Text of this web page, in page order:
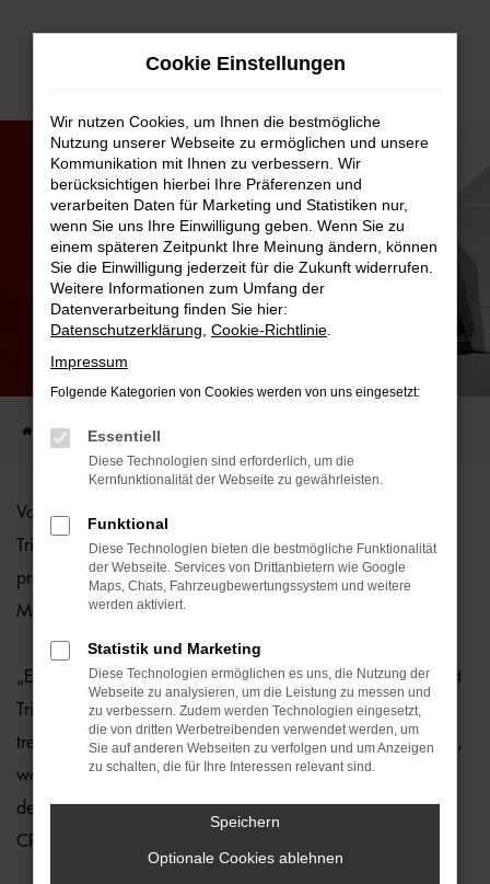
Zum
UNTERSTÜTZER DES SPORTS
BEIM TSV TIEFENBACH!
Startseite AUTO-FAMILIE
Vor Kurzem durfte der
Trikots der Ostermaier-Gruppe entgegennehmen. Diese
präsentierten sie gleich voller Stolz auf dem neuen
Mannschaftsfoto für die neue Saison.
„Es freut uns sehr, dass wir die Fußballer aus Tiefenbach mit
Trikots ausstatten durften. Nicht nur, weil die Auto-Familie
treu das Motto „Unterstützer des Sports“ lebt, sondern auch,
weil unser langjähriger Mitarbeiter Max Kraxenberger Teil
der Mannschaft ist.“, so Andreas Jerchel (Leiter Marketing,
CRM und Digitalisierung).
Cookie Einstellungen
Wir nutzen Cookies, um Ihnen die bestmögliche
Nutzung unserer Webseite zu ermöglichen und unsere
Kommunikation mit Ihnen zu verbessern. Wir
berücksichtigen hierbei Ihre Präferenzen und
verarbeiten Daten für Marketing und Statistiken nur,
wenn Sie uns Ihre Einwilligung geben. Wenn Sie zu
einem späteren Zeitpunkt Ihre Meinung ändern, können
Sie die Einwilligung jederzeit für die Zukunft widerrufen.
Weitere Informationen zum Umfang der
Datenverarbeitung finden Sie hier:
Datenschutzerklärung Cookie-Richtlinie
Impressum
Folgende Kategorien von Cookies werden von uns eingesetzt:
Essentiell
Diese Technologien sind erforderlich, um die
Kernfunktionalität der Webseite zu gewährleisten.
Funktional
Diese Technologien bieten die bestmögliche Funktionalität
der Webseite. Services von Drittanbietern wie Google
Maps, Chats, Fahrzeugbewertungssystem und weitere
werden aktiviert.
Statistik und Marketing
Diese Technologien ermöglichen es uns, die Nutzung der
Webseite zu analysieren, um die Leistung zu messen und
zu verbessern. Zudem werden Technologien eingesetzt,
die von dritten Werbetreibenden verwendet werden, um
Sie auf anderen Webseiten zu verfolgen und um Anzeigen
zu schalten, die für Ihre Interessen relevant sind.
Speichern
Optionale Cookies ablehnen